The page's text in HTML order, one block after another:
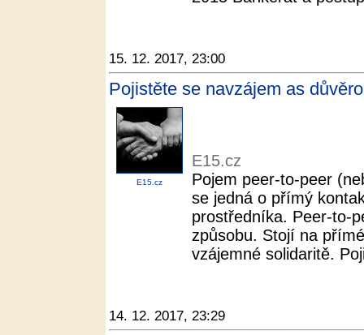
15. 12. 2017, 23:00
Pojistěte se navzájem as
E15.cz
E15.cz
Pojem peer-to-peer
se jedná o přímý
prostředníka. Peer-to-
způsobu. Stojí na
vzájemné solidaritě.
14. 12. 2017, 23:29